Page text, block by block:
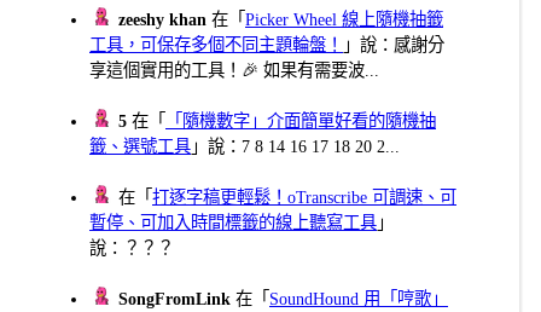
zeeshy khan 在「Picker Wheel 線上隨機抽籤
工具，可保存多個不同主題輪盤！
」說：感謝分
享這個實用的工具！🎉 如果有需要波...
5 在「
「隨機數字」介面簡單好看的隨機抽
籤、選號工具 」說：7 8 14 16 17 18 20 2...
在「打逐字稿更輕鬆！oTranscribe 可調速、可
暫停、可加入時間標籤的線上聽寫工具 」
說：？？？
SongFromLink 在「 SoundHound 用「哼歌」